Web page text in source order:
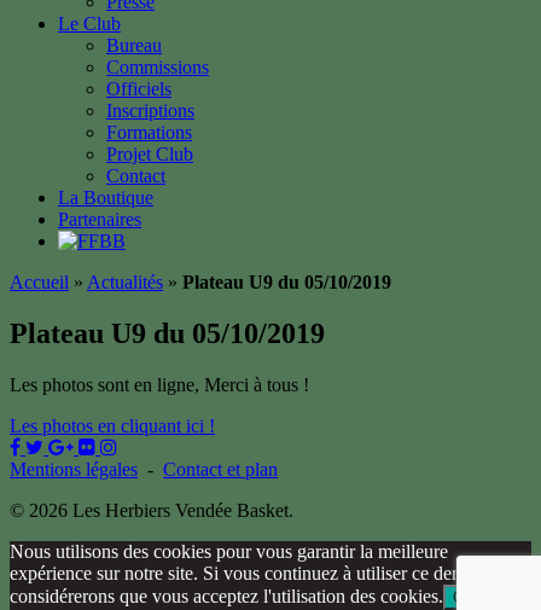
Le Club
Bureau
Commissions
Officiels
Inscriptions
Formations
Projet Club
Contact
La Boutique
Partenaires
Accueil » Actualités » Plateau U9 du 05/10/2019
Plateau U9 du 05/10/2019
Les photos sont en ligne, Merci à tous !
Les photos en cliquant ici !
Mentions légales - Contact et plan
© 2026 Les Herbiers Vendée Basket.
Nous utilisons des cookies pour vous garantir la meilleure
expérience sur notre site. Si vous continuez à utiliser ce dernier, nous
considérerons que vous acceptez l'utilisation des cookies. Ok